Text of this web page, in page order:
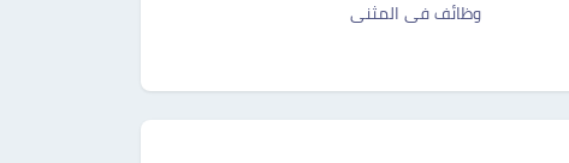
وظائف فى المثنى